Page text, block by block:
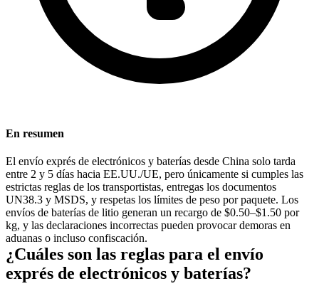
En resumen
El envío exprés de electrónicos y baterías desde China solo tarda
entre 2 y 5 días hacia EE.UU./UE, pero únicamente si cumples las
estrictas reglas de los transportistas, entregas los documentos
UN38.3 y MSDS, y respetas los límites de peso por paquete. Los
envíos de baterías de litio generan un recargo de $0.50–$1.50 por
kg, y las declaraciones incorrectas pueden provocar demoras en
aduanas o incluso confiscación.
¿Cuáles son las reglas para el envío
exprés de electrónicos y baterías?